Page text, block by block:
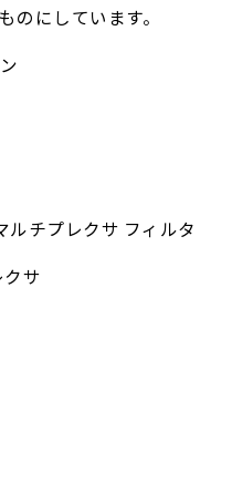
のにしています。
ルチプレクサ フィルタ
サ